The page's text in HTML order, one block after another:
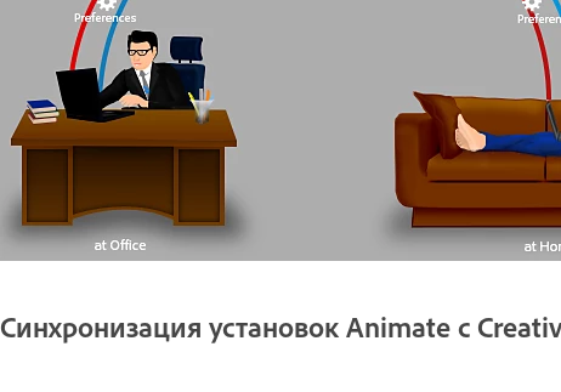
Синхронизация установок Animate с